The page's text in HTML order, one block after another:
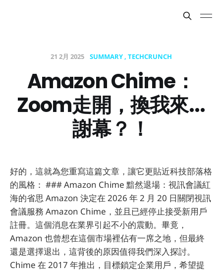
21 2月 2025 SUMMARY TECHCRUNCH
Amazon Chime：
Zoom走開，換我來...
謝幕？！
好的，這就為您重寫這篇文章，讓它更貼近科技部落格
的風格： ### Amazon Chime 黯然退場：視訊會議紅
海的省思 Amazon 決定在 2026 年 2 月 20 日關閉視訊
會議服務 Amazon Chime，並且已經停止接受新用戶
註冊。這個消息在業界引起不小的震動。畢竟，
Amazon 也曾想在這個市場裡佔有一席之地，但最終
還是選擇退出，這背後的原因值得我們深入探討。
Chime 在 2017 年推出，目標鎖定企業用戶，希望提